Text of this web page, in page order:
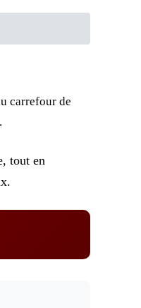
carrefour de
tout en